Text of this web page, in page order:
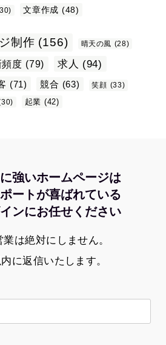
文章作成 (48)
制作 (156) 晴天の風 (28)
度 (79) 求人 (94)
(71) 競合 (63) 笑顔 (33)
起業 (42)
強いホームページは
ートが喜ばれている
ンにお任せください
業は絶対にしません。
に返信いたします。